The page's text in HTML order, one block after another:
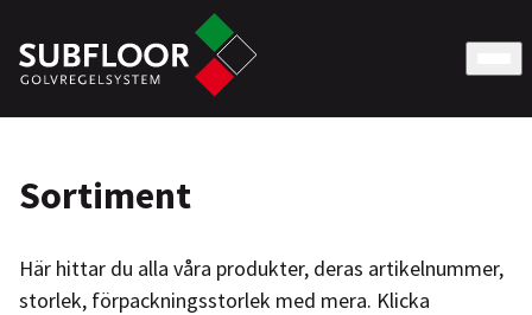
Sortiment
Här hittar du alla våra produkter, deras artikelnummer,
storlek, förpackningsstorlek med mera. Klicka